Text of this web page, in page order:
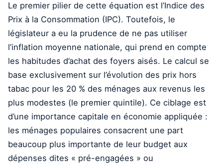
Le premier pilier de cette équation est l’Indice des
Prix à la Consommation (IPC). Toutefois, le
législateur a eu la prudence de ne pas utiliser
l’inflation moyenne nationale, qui prend en compte
les habitudes d’achat des foyers aisés. Le calcul se
base exclusivement sur l’évolution des prix hors
tabac pour les 20 % des ménages aux revenus les
plus modestes (le premier quintile). Ce ciblage est
d’une importance capitale en économie appliquée :
les ménages populaires consacrent une part
beaucoup plus importante de leur budget aux
dépenses dites « pré-engagées » ou